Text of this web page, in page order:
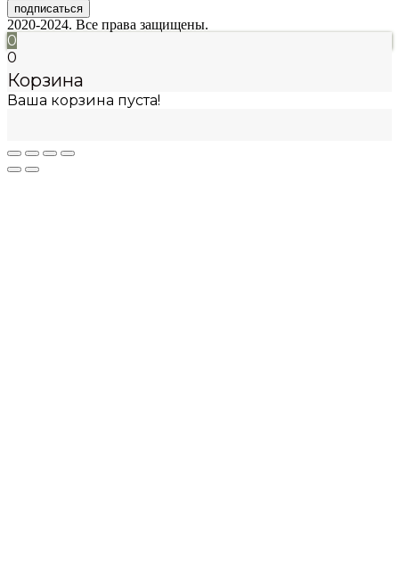
подписаться
2020-2024. Все права защищены.
0
0
Корзина
Ваша корзина пуста!